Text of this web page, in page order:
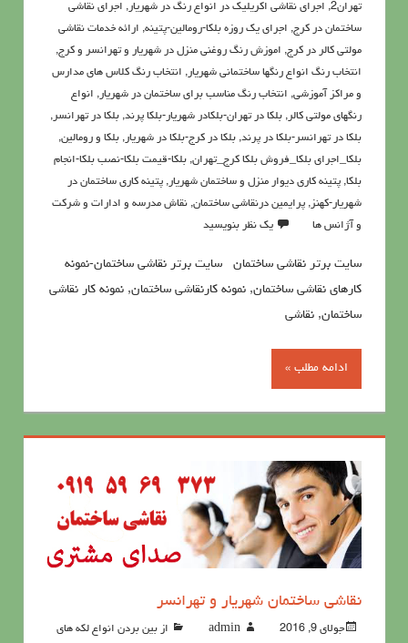
تهران2 , اجرای نقاشی اکریلیک در انواع رنگ در شهریار, اجرای نقاشی
ساختمان در کرج, اجرای یک روزه بلکا-رومالین-پتینه, ارائه خدمات نقاشی
مولتی کالر در کرج, اموزش رنگ روغنی منزل در شهریار و تهرانسر و کرج,
انتخاب رنگ انواع رنگها ساختمانی شهریار, انتخاب رنگ کلاس های مدارس
و مراکز آموزشی, انتخاب رنگ مناسب برای ساختمان در شهریار, انواع
رنگهای مولتی کالر, بلکا در تهران-بلکادر شهریار-بلکا پرند, بلکا در تهرانسر,
بلکا در تهرانسر-بلکا در پرند, بلکا در کرج-بلکا در شهریار, بلکا و رومالین,
بلکا_اجرای بلکا_فروش بلکا کرج_تهران, بلکا-قیمت بلکا-نصب بلکا-انجام
بلکا, پتينه کاري ديوار منزل و ساختمان شهریار, پتینه کاری ساختمان در
شهریار-کهنز, پرايمين درنقاشي ساختمان, نقاش مدرسه و ادارات و شرکت
و آژانس ها
یک نظر بنویسید
سايت برتر نقاشی ساختمان سايت برتر نقاشی ساختمان-نمونه
کارهای نقاشی ساختمان, نمونه کارنقاشی ساختمان, نمونه کار نقاشی
ساختمان, نقاشی
ادامه مطلب »
نقاشی ساختمان شهریار و تهرانسر
جولای 9, 2016 admin از بین بردن انواع لکه های